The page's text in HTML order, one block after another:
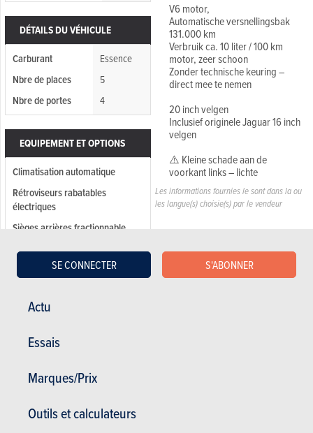
Actu
Essais
Marques/Prix
Outils et calculateurs
SE CONNECTER S'ABONNER
DÉTAILS DU VÉHICULE
Carburant
Essence
Nbre de places
5
Nbre de portes
4
EQUIPEMENT ET OPTIONS
Climatisation automatique
Rétroviseurs rabatables
électriques
Sièges arrières fractionnable
Vitres teintées
Vitres électriques
Jantes alliages
Airbag tête
Airbag pasager
V6 motor,
Automatische versnellingsbak
131.000 km
Verbruik ca. 10 liter / 100 km
motor, zeer schoon
Zonder technische keuring –
direct mee te nemen
20 inch velgen
Inclusief originele Jaguar 16 inch
velgen
⚠️ Kleine schade aan de
voorkant links – lichte
Les informations fournies le sont dans la ou
les langue(s) choisie(s) par le vendeur